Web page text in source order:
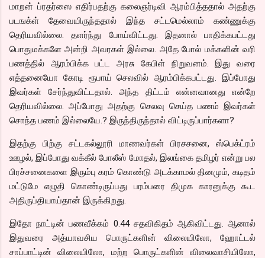
மாறன் ப்ரதர்ஸை எதிர்பதற்கு கலைஞர்டிவி ஆரம்பித்ததால் அதற்கு
படஙக்ள் தேவையிருந்ததால் இந்த சட்டமெல்லாம் கண்ணுக்கு
தெரியவில்லை. தளர்ந்து போய்விட்டது. இதனால் பாதிக்கபட்டது
பொதுமக்களே அன்றி அவரகள் இல்லை. அதே போல் மக்களின் வரி
பணத்தில் ஆரம்பிக்க பட்ட அரசு கேபிள் நிறுவனம். இது வரை
எத்தனையோ கோடி ரூபாய் செலவில் ஆரம்பிக்கபட்டது. இப்போது
இவர்கள் சேர்ந்துவிட்டதால். அந்த திட்டம் என்னவானது என்றே
தெரியவில்லை. அப்போது அதற்கு செலவு செய்த பணம் இவர்கள்
சொந்த பணம் இல்லையே.? இருந்திருந்தால் விட்டிருப்பார்களா?
இதற்கு பிற்கு சட்டகல்லூரி மாணவர்கள் பிரசசனை, ஸ்பெக்ட்ரம்
ஊழல், இப்போது வக்கீல் போலீஸ் மோதல், இலங்கை தமிழர் என்று பல
பிரச்சனைகளை இரும்பு கரம் கொண்டு அடக்காமல் தினமும், கடிதம்
மட்டுமே எழுதி கொண்டிருப்பது பரம்பரை திமுக காரனுக்கு கூட
அதிருப்தியாய்தான் இருக்கிறது.
இதோ நாட்டின் பணவீக்கம் 0.44 சதவிகிதம் ஆகிவிட்டது. ஆனால்
இதுவரை அத்யாவசிய பொருட்களின் விலையிலோ, ஹோட்டல்
சாப்பாட்டின் விலையிலோ, மற்ற பொருட்களின் விலைவாசியிலோ,